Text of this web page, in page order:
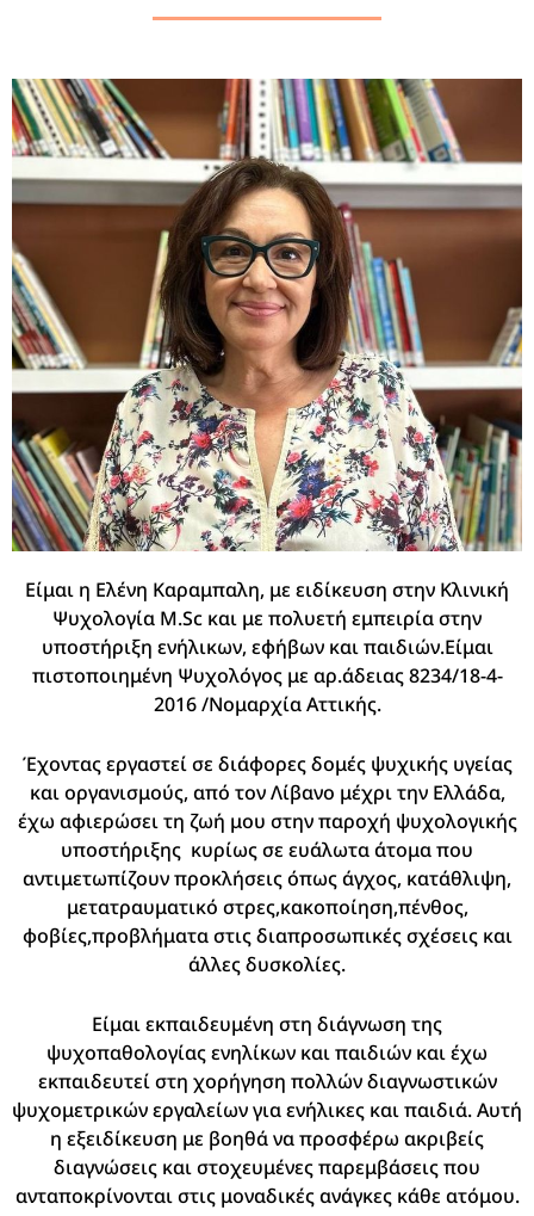
Είμαι η Ελένη Καραμπαλη, με ειδίκευση στην Κλινική
Ψυχολογία M.Sc και με πολυετή εμπειρία στην
υποστήριξη ενήλικων, εφήβων και παιδιών.Είμαι
πιστοποιημένη Ψυχολόγος με αρ.άδειας 8234/18-4-
2016 /Νομαρχία Αττικής.
Έχοντας εργαστεί σε διάφορες δομές ψυχικής υγείας
και οργανισμούς, από τον Λίβανο μέχρι την Ελλάδα,
έχω αφιερώσει τη ζωή μου στην παροχή ψυχολογικής
υποστήριξης κυρίως σε ευάλωτα άτομα που
αντιμετωπίζουν προκλήσεις όπως άγχος, κατάθλιψη,
μετατραυματικό στρες,κακοποίηση,πένθος,
φοβίες,προβλήματα στις διαπροσωπικές σχέσεις και
άλλες δυσκολίες.
Είμαι εκπαιδευμένη στη διάγνωση της
ψυχοπαθολογίας ενηλίκων και παιδιών και έχω
εκπαιδευτεί στη χορήγηση πολλών διαγνωστικών
ψυχομετρικών εργαλείων για ενήλικες και παιδιά. Αυτή
η εξειδίκευση με βοηθά να προσφέρω ακριβείς
διαγνώσεις και στοχευμένες παρεμβάσεις που
ανταποκρίνονται στις μοναδικές ανάγκες κάθε ατόμου.